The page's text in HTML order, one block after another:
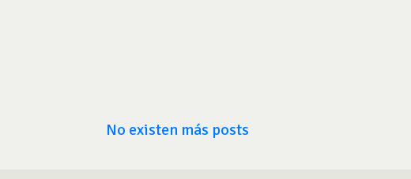
No existen más posts